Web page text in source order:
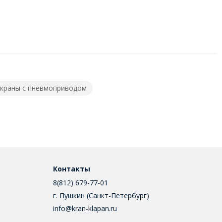
с пневмоприводом
Контакты
8(812) 679-77-01
г. Пушкин (Санкт-Петербург)
info@kran-klapan.ru